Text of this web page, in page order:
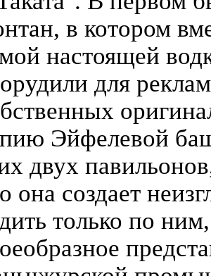
в котором
настоящей
для
Эйфелевой
двух
она создает
только по